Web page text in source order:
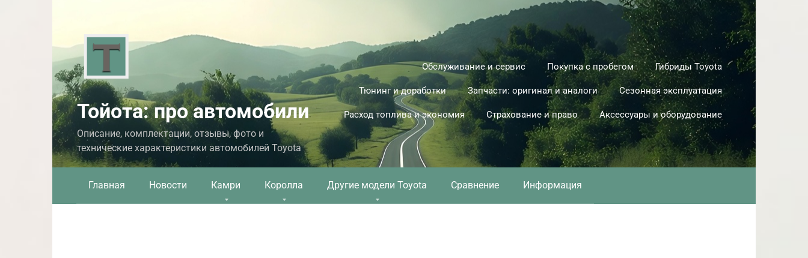
Тойота: про автомобили
Описание, комплектации, отзывы, фото и
технические характеристики автомобилей Toyota
Обслуживание и сервис Покупка с пробегом Гибриды Toyota
Тюнинг и доработки Запчасти: оригинал и аналоги Сезонная эксплуатация
Расход топлива и экономия Страхование и право Аксессуары и оборудование
Главная Новости Камри Королла Другие модели Toyota Сравнение Информация